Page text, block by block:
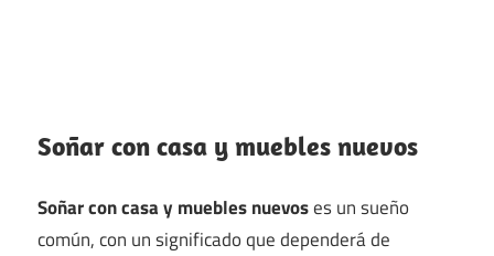
Soñar con casa y muebles nuevos
Soñar con casa y muebles nuevoses un sueño
común, con un significado que dependerá de